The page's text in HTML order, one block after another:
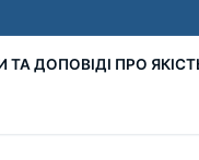
ТА ДОПОВІДІ ПРО